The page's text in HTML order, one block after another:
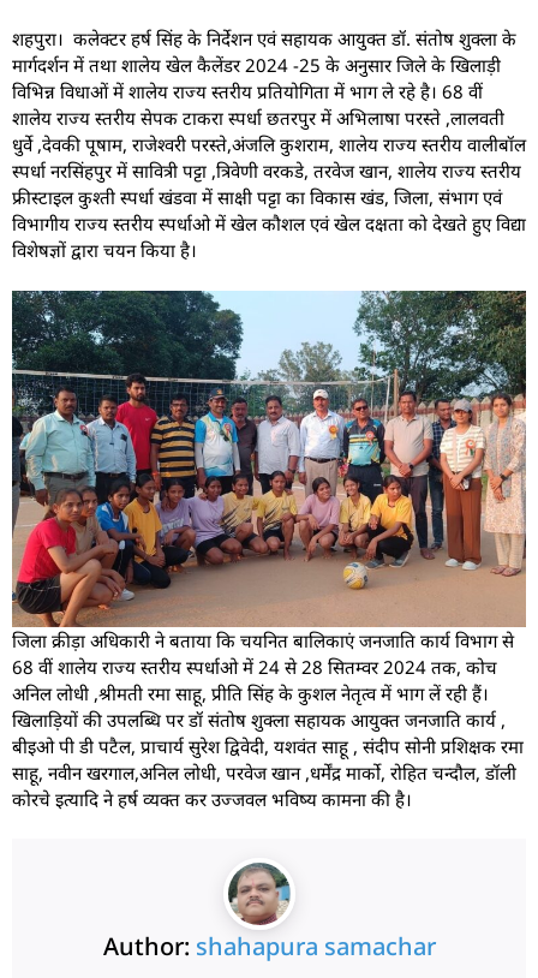
शहपुरा। कलेक्टर हर्ष सिंह के निर्देशन एवं सहायक आयुक्त डॉ. संतोष शुक्ला के
मार्गदर्शन में तथा शालेय खेल कैलेंडर 2024 -25 के अनुसार जिले के खिलाड़ी
विभिन्न विधाओं में शालेय राज्य स्तरीय प्रतियोगिता में भाग ले रहे है। 68 वीं
शालेय राज्य स्तरीय सेपक टाकरा स्पर्धा छतरपुर में अभिलाषा परस्ते ,लालवती
धुर्वे ,देवकी पूषाम, राजेश्वरी परस्ते,अंजलि कुशराम, शालेय राज्य स्तरीय वालीबॉल
स्पर्धा नरसिंहपुर में सावित्री पट्टा ,त्रिवेणी वरकडे, तरवेज खान, शालेय राज्य स्तरीय
फ्रीस्टाइल कुश्ती स्पर्धा खंडवा में साक्षी पट्टा का विकास खंड, जिला, संभाग एवं
विभागीय राज्य स्तरीय स्पर्धाओ में खेल कौशल एवं खेल दक्षता को देखते हुए विद्या
विशेषज्ञों द्वारा चयन किया है।
जिला क्रीड़ा अधिकारी ने बताया कि चयनित बालिकाएं जनजाति कार्य विभाग से
68 वीं शालेय राज्य स्तरीय स्पर्धाओ में 24 से 28 सितम्वर 2024 तक, कोच
अनिल लोधी ,श्रीमती रमा साहू, प्रीति सिंह के कुशल नेतृत्व में भाग लें रही हैं।
खिलाड़ियों की उपलब्धि पर डॉ संतोष शुक्ला सहायक आयुक्त जनजाति कार्य ,
बीइओ पी डी पटैल, प्राचार्य सुरेश द्विवेदी, यशवंत साहू , संदीप सोनी प्रशिक्षक रमा
साहू, नवीन खरगाल,अनिल लोधी, परवेज खान ,धर्मेंद्र मार्को, रोहित चन्दौल, डॉली
कोरचे इत्यादि ने हर्ष व्यक्त कर उज्जवल भविष्य कामना की है।
Author: shahapura samachar